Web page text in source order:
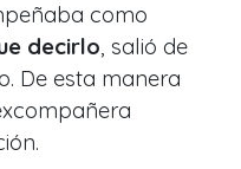
como
decirlo, salió de
De esta manera